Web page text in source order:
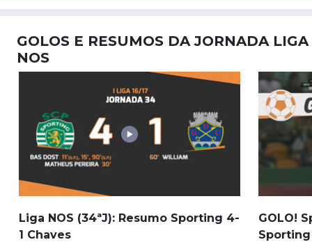
GOLOS E RESUMOS DA JORNADA LIGA
NOS
Liga NOS (34ªJ): Resumo Sporting 4-
1 Chaves
GOLO!
Sporting